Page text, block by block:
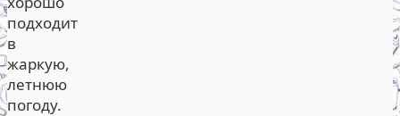
подходит
в
жаркую,
летнюю
погоду.